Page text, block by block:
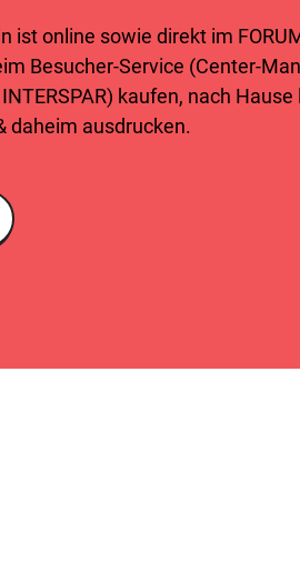
ist online sowie direkt im
Besucher-Service (Center-
kaufen, nach
daheim ausdrucken.